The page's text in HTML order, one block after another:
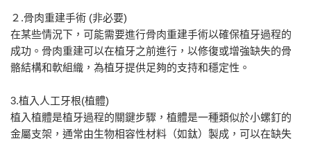
２.骨肉重建手術 (非必要)
在某些情況下，可能需要進行骨肉重建手術以確保植牙過程的
成功。骨肉重建可以在植牙之前進行，以修復或增強缺失的骨
骼結構和軟組織，為植牙提供足夠的支持和穩定性。
3.植入人工牙根(植體)
植入植體是植牙過程的關鍵步驟，植體是一種類似於小螺釘的
金屬支架，通常由生物相容性材料（如鈦）製成，可以在缺失